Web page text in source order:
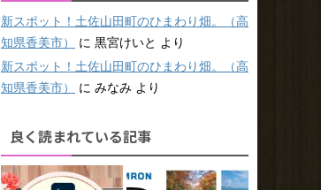
新スポット！土佐山田町のひまわり畑。（高
知県香美市）
に 黒宮けいと より
新スポット！土佐山田町のひまわり畑。（高
知県香美市）
に みなみ より
良く読まれている記事